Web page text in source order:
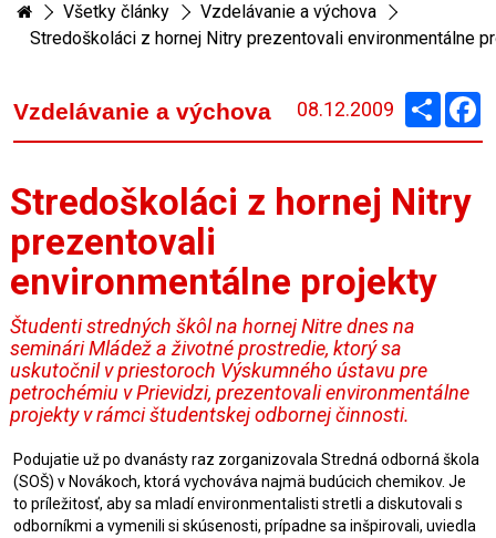
Všetky články
Vzdelávanie a výchova
Stredoškoláci z hornej Nitry prezentovali environmentálne
Vzdelávanie a výchova 08.12.2009 Zdieľaj
Stredoškoláci z hornej Nitry
prezentovali
environmentálne projekty
Študenti stredných škôl na hornej Nitre dnes na
seminári Mládež a životné prostredie, ktorý sa
uskutočnil v priestoroch Výskumného ústavu pre
petrochémiu v Prievidzi, prezentovali environmentálne
projekty v rámci študentskej odbornej činnosti.
Podujatie už po dvanásty raz zorganizovala Stredná odborná škola
(SOŠ) v Novákoch, ktorá vychováva najmä budúcich chemikov. Je
to príležitosť, aby sa mladí environmentalisti stretli a diskutovali s
odborníkmi a vymenili si skúsenosti, prípadne sa inšpirovali, uviedla